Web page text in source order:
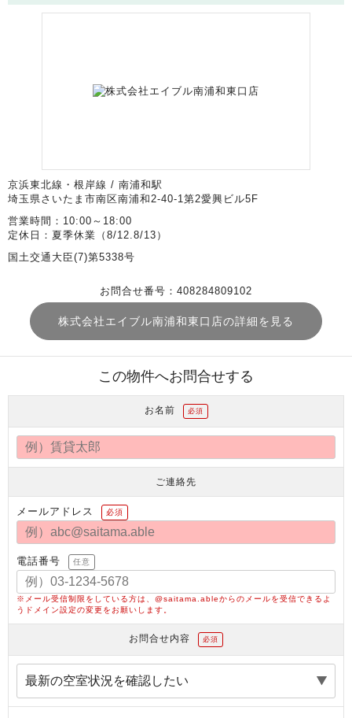
京浜東北線・根岸線 / 南浦和駅
埼玉県さいたま市南区南浦和2-40-1第2愛興ビル5F
営業時間：10:00～18:00
定休日：夏季休業（8/12.8/13）
国土交通大臣(7)第5338号
お問合せ番号：408284809102
株式会社エイブル南浦和東口店の詳細を見る
この物件へお問合せする
お名前 必須
ご連絡先
メールアドレス 必須
電話番号 任意
※メール受信制限をしている方は、@saitama.ableからのメールを受信できるよ
うドメイン設定の変更をお願いします。
お問合せ内容 必須